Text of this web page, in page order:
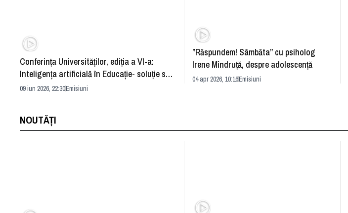
Conferința Universităților, ediția a VI-a:
Inteligența artificială în Educație- soluție sau
problemă?
09 iun 2026, 22:30Emisiuni
”Răspundem! Sâmbăta” cu psiholog
Irene Mîndruță, despre adolescență
04 apr 2026, 10:16Emisiuni
NOUTĂȚI